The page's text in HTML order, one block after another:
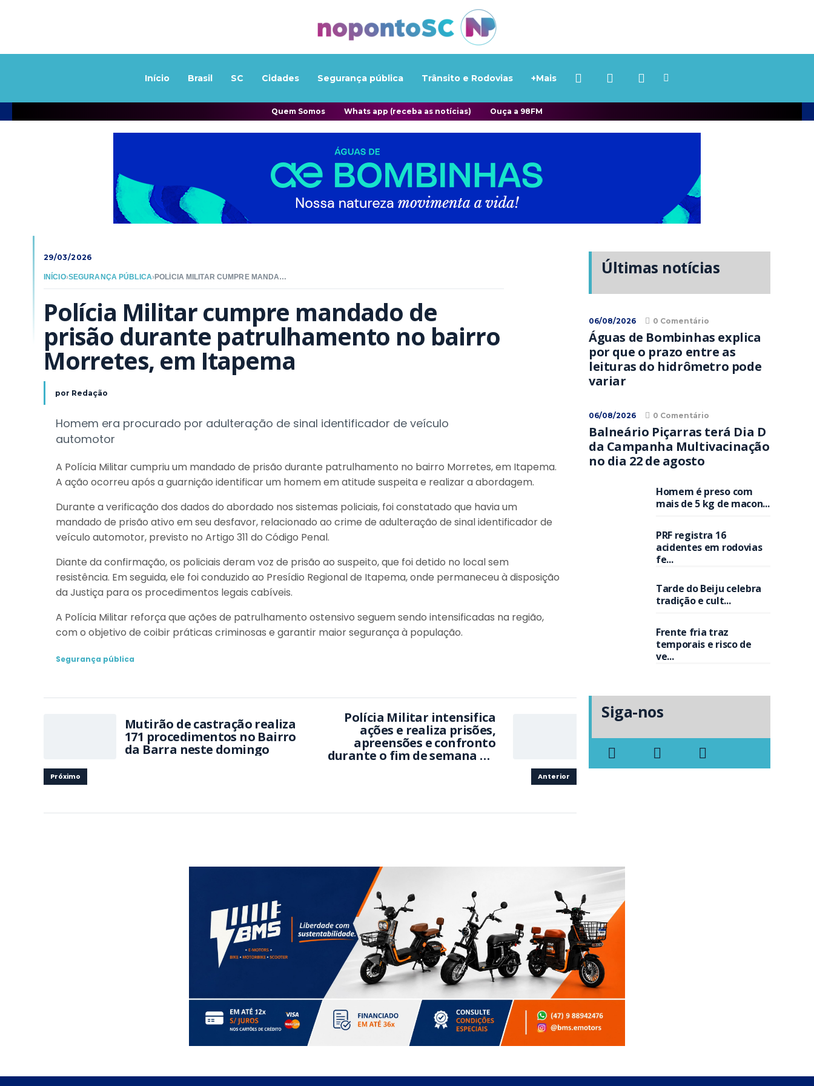
Início Brasil SC Cidades Segurança pública Trânsito e Rodovias +Mais
Quem Somos Whats app (receba as notícias) Ouça a 98FM
29/03/2026
INÍCIO›SEGURANÇA PÚBLICA› POLÍCIA MILITAR CUMPRE MANDADO DE PRISÃO DURANTE PATRULHAMENTO NO BAIRRO MORRETES, EM ITAPEMA
Polícia Militar cumpre mandado de
prisão durante patrulhamento no bairro
Morretes, em Itapema
por Redação
Homem era procurado por adulteração de sinal identificador de veículo
automotor
A Polícia Militar cumpriu um mandado de prisão durante patrulhamento no bairro Morretes, em Itapema.
A ação ocorreu após a guarnição identificar um homem em atitude suspeita e realizar a abordagem.
Durante a verificação dos dados do abordado nos sistemas policiais, foi constatado que havia um
mandado de prisão ativo em seu desfavor, relacionado ao crime de adulteração de sinal identificador de
veículo automotor, previsto no Artigo 311 do Código Penal.
Diante da confirmação, os policiais deram voz de prisão ao suspeito, que foi detido no local sem
resistência. Em seguida, ele foi conduzido ao Presídio Regional de Itapema, onde permaneceu à disposição
da Justiça para os procedimentos legais cabíveis.
A Polícia Militar reforça que ações de patrulhamento ostensivo seguem sendo intensificadas na região,
com o objetivo de coibir práticas criminosas e garantir maior segurança à população.
Segurança pública
Mutirão de castração realiza
171 procedimentos no Bairro
da Barra neste domingo
Próximo
Polícia Militar intensifica
ações e realiza prisões,
apreensões e confronto
durante o fim de semana no
Anterior
Últimas notícias
06/08/2026 0 Comentário
Águas de Bombinhas explica
por que o prazo entre as
leituras do hidrômetro pode
variar
06/08/2026 0 Comentário
Balneário Piçarras terá Dia D
da Campanha Multivacinação
no dia 22 de agosto
Homem é preso com
mais de 5 kg de macon...
PRF registra 16
acidentes em rodovias
fe...
Tarde do Beiju celebra
tradição e cult...
Frente fria traz
temporais e risco de
ve...
Siga-nos